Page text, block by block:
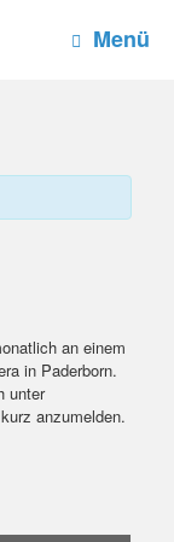
Menü
an einem
in Paderborn.
unter
anzumelden.